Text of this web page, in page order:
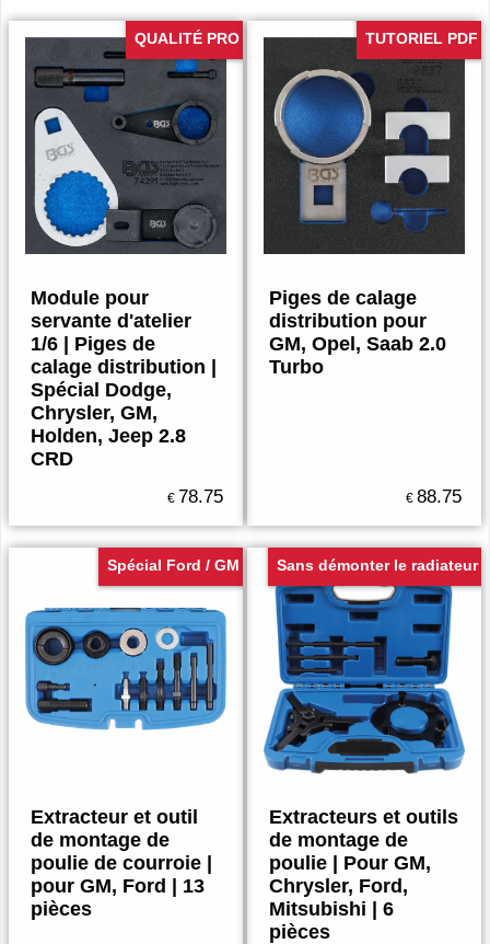
QUALITÉ PRO
Module pour
servante d'atelier
1/6 | Piges de
calage distribution |
Spécial Dodge,
Chrysler, GM,
Holden, Jeep 2.8
CRD
€ 78.75
TUTORIEL PDF
Piges de calage
distribution pour
GM, Opel, Saab 2.0
Turbo
€ 88.75
Spécial Ford / GM
Extracteur et outil
de montage de
poulie de courroie |
pour GM, Ford | 13
pièces
Sans démonter le radiateur
Extracteurs et outils
de montage de
poulie | Pour GM,
Chrysler, Ford,
Mitsubishi | 6
pièces